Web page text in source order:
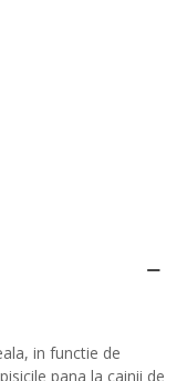
in functie de
pana la cainii de